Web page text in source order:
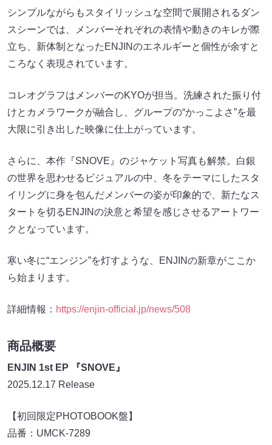
シンプルながらもスタイリッシュな空間で展開されるダン
スシーンでは、メンバーそれぞれの表情や動きのキレが際
立ち、新体制となったENJINのエネルギーと個性が余すと
ころなく表現されています。
コレオグラフはメンバーのKYOが担当。洗練された振り付
けとカメラワークが融合し、グループの“かっこよさ”を最
大限に引き出した映像に仕上がっています。
さらに、本作『SNOVE』のジャケット写真も解禁。白銀
の世界を思わせるビジュアルの中、冬をテーマにしたスタ
イリングに身を包んだメンバーの姿が印象的で、新たなス
タートを切るENJINの決意と希望を感じさせるアートワー
クとなっています。
寒い冬に“エンジン”を灯すような、ENJINの新章がここか
ら始まります。
詳細情報： https://enjin-official.jp/news/508
商品概要
ENJIN 1st EP 『SNOVE』
2025.12.17 Release
【初回限定PHOTOBOOK盤】
品番：UMCK-7289